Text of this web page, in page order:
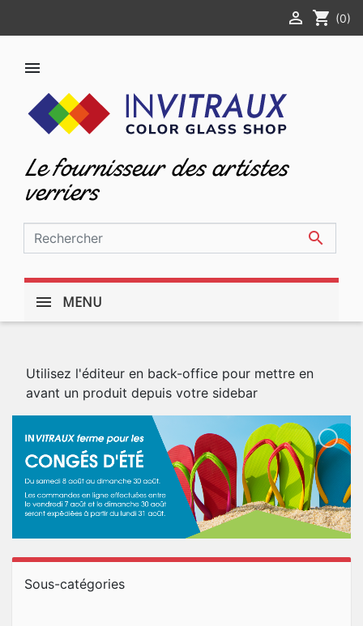
 shopping_cart (0)

Le fournisseur des artistes
verriers

MENU
Utilisez l'éditeur en back-office pour mettre en
avant un produit depuis votre sidebar
Sous-catégories